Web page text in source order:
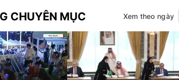
CHUYÊN MỤC Xem theo ngày